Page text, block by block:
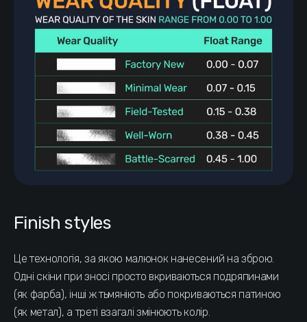
Finish styles
Це технологія, за якою малюнок нанесений на зброю.
Одні скіни при зносі просто вкриваються подряпинами
(як фарба), інші ж тьмяніють або покриваються патиною
(як метал), а треті взагалі змінюють колір.